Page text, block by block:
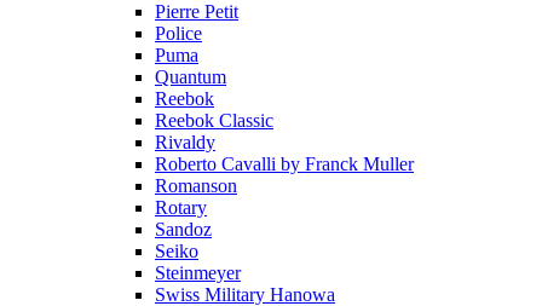
Pierre Petit
Police
Puma
Quantum
Reebok
Reebok Classic
Rivaldy
Roberto Cavalli by Franck Muller
Romanson
Rotary
Sandoz
Seiko
Steinmeyer
Swiss Military Hanowa